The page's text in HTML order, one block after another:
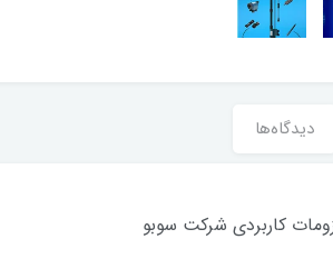
دیدگاه‌ها
کاربردی شرکت سوبو